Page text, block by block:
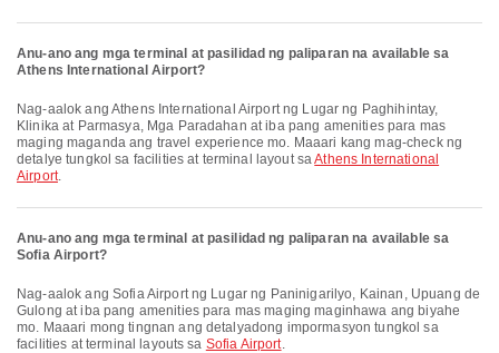
Anu-ano ang mga terminal at pasilidad ng paliparan na available sa
Athens International Airport?
Nag-aalok ang Athens International Airport ng Lugar ng Paghihintay,
Klinika at Parmasya, Mga Paradahan at iba pang amenities para mas
maging maganda ang travel experience mo. Maaari kang mag-check ng
detalye tungkol sa facilities at terminal layout saAthens International
Airport.
Anu-ano ang mga terminal at pasilidad ng paliparan na available sa
Sofia Airport?
Nag-aalok ang Sofia Airport ng Lugar ng Paninigarilyo, Kainan, Upuang de
Gulong at iba pang amenities para mas maging maginhawa ang biyahe
mo. Maaari mong tingnan ang detalyadong impormasyon tungkol sa
facilities at terminal layouts sa Sofia Airport.